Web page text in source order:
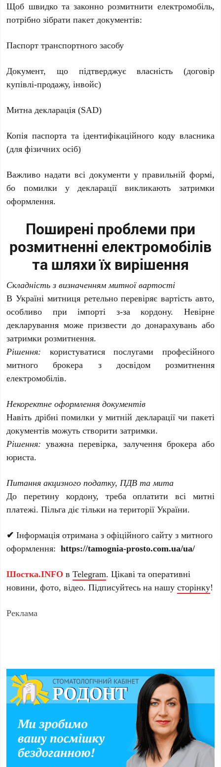
Щоб швидко та законно розмитнити електромобіль,
потрібно зібрати пакет документів:
Паспорт транспортного засобу
Документ, що підтверджує власність (договір
купівлі-продажу, інвойс)
Митна декларація (SAD)
Копія паспорта та ідентифікаційного коду власника
(для фізичних осіб)
Важливо надати всі документи у правильній формі,
бо помилки у декларації викликають затримки
оформлення.
Поширені проблеми при
розмитненні електромобілів
та шляхи їх вирішення
Складність з визначенням митної вартості
В Україні митниця ретельно перевіряє вартість авто,
особливо при імпорті з-за кордону. Невірне
декларування може призвести до донарахувань або
затримки розмитнення.
Рішення: користуватися послугами професійного
митного брокера з досвідом розмитнення
електромобілів.
Некоректне оформлення документів
Навіть дрібні помилки у митній декларації чи пакеті
документів можуть створити затримки.
Рішення: уважна перевірка, залучення брокера або
юриста.
Питання акцизного податку, ПДВ та мита
До перетину кордону, треба оплатити всі митні
платежі. Пільга діє тільки на території України.
✔ Інформація отримана з офіційного сайту з митного
оформлення: https://tamognia-prosto.com.ua/ua/
Шостка.INFO вTelegram. Цікаві та оперативні
новини, фото, відео. Підписуйтесь на нашусторінку!
Реклама